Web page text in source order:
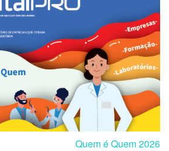
Quem é Quem 2026